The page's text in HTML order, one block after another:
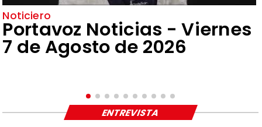
Noticiero
Portavoz Noticias - Viernes
7 de Agosto de 2026
ENTREVISTA